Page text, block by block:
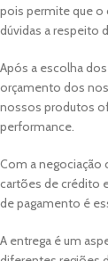
pois permite que o
dúvidas a respeito
Após a escolha
orçamento dos
nossos produtos
performance.
Com a negociação
cartões de crédito
de pagamento é
A entrega é um